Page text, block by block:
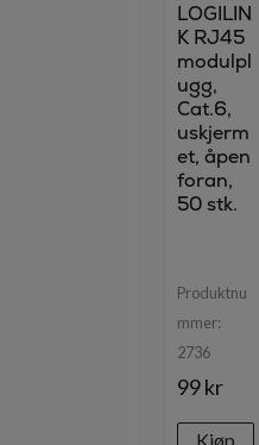
LOGILIN
K RJ45
modulpl
ugg,
Cat.6,
uskjerm
et, åpen
foran,
50 stk.
Produktnu
mmer:
2736
99 kr
Kjøp